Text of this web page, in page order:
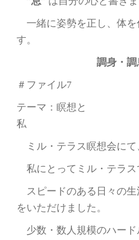
一緒に姿勢を正し、体を
す。
調身・
＃ファイル7
テーマ：瞑想と
ミル・テラス瞑想会にて
私にとってミル・テラス
スピードのある日々の生
をいただけました。
少数・数人規模のハード